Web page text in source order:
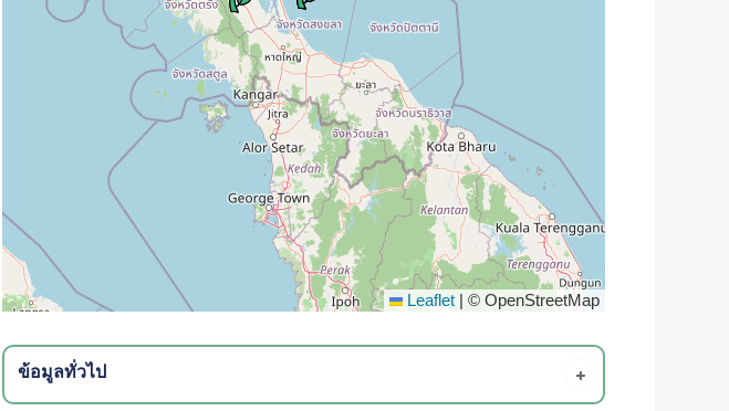
Leaflet | © OpenStreetMap
ข้อมูลทั่วไป